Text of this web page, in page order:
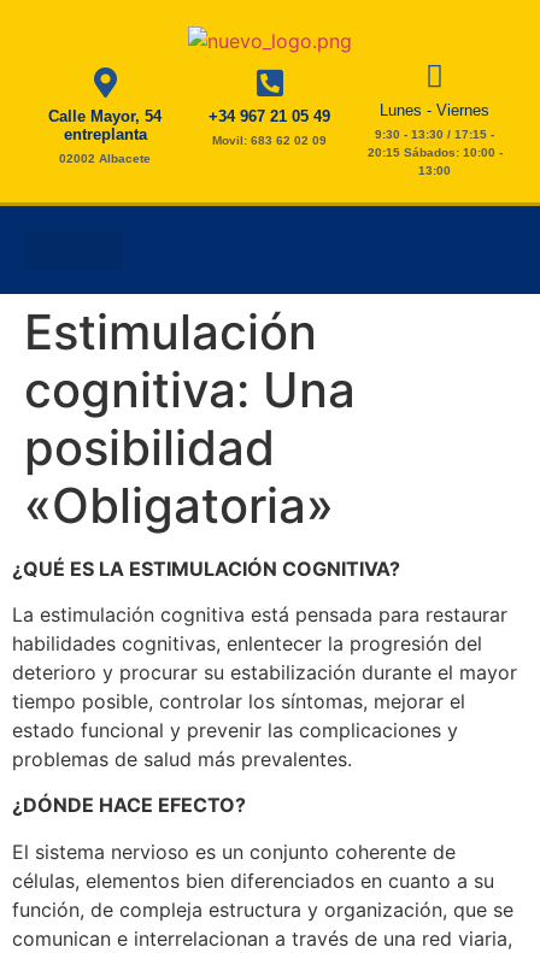
Calle Mayor, 54
entreplanta
02002 Albacete
+34 967 21 05 49
Movil: 683 62 02 09
Lunes - Viernes
9:30 - 13:30 / 17:15 -
20:15 Sábados: 10:00 -
13:00
Estimulación
cognitiva: Una
posibilidad
«Obligatoria»
¿QUÉ ES LA ESTIMULACIÓN COGNITIVA?
La estimulación cognitiva está pensada para restaurar
habilidades cognitivas, enlentecer la progresión del
deterioro y procurar su estabilización durante el mayor
tiempo posible, controlar los síntomas, mejorar el
estado funcional y prevenir las complicaciones y
problemas de salud más prevalentes.
¿DÓNDE HACE EFECTO?
El sistema nervioso es un conjunto coherente de
células, elementos bien diferenciados en cuanto a su
función, de compleja estructura y organización, que se
comunican e interrelacionan a través de una red viaria,